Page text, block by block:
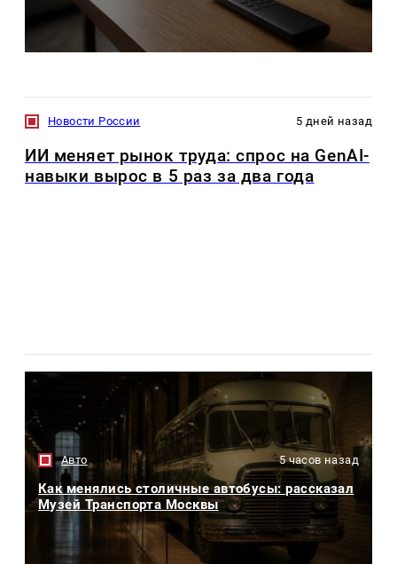
Новости России 5 дней назад
ИИ меняет рынок труда: спрос на GenAI-
навыки вырос в 5 раз за два года
Авто 5 часов назад
Как менялись столичные автобусы: рассказал
Музей Транспорта Москвы